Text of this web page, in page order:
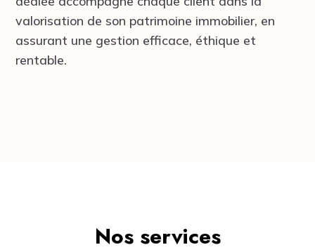
valorisation de son patrimoine immobilier, en
assurant une gestion efficace, éthique et
rentable.
Nos services